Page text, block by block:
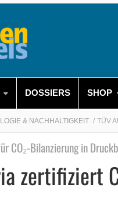
DOSSIERS SHOP
& NACHHALTIGKEIT TÜV
CO₂-Bilanzierung in
zertifiziert